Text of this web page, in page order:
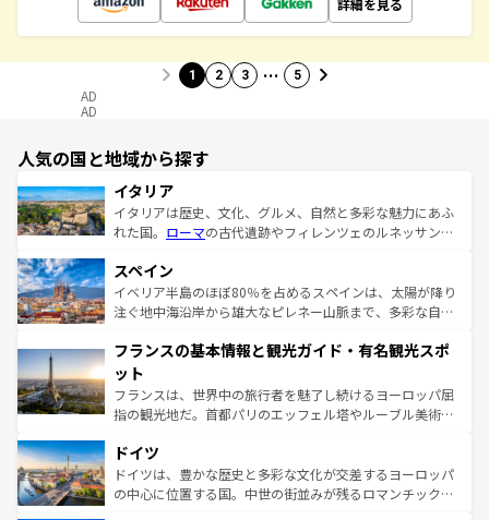
1 2 3 … 5
AD
AD
人気の国と地域から探す
イタリア
イタリアは歴史、文化、グルメ、自然と多彩な魅力にあふ
れた国。 ローマの古代遺跡やフィレンツェのルネッサンス
ろん、トスカーナの美しい田園風景やアマルフィ海岸の絶
景など、自然景観も見逃せない。観光の合間には、本場の
ピザやパスタなど、絶品のイタリア料理を堪能することも
ませてくれるイタリアで、忘れられない旅をしてみよう！
なお、新着のイタリア情報は
しい。
スペイン
イベリア半島のほぼ80％を占めるスペインは、太陽が降り
注ぐ地中海沿岸から雄大なピレネー山脈まで、多彩な自然
文化が根付くこの国では、情熱的なフラメンコ、熱気あふ
れる闘牛、そして美味しいタパスが生活の一部となってい
る。首都マドリードの洗練された雰囲気や、バルセロナの
アートに溢れた街角から、地方では古代ローマ遺跡や中世
せる。地方によって風土や気候が異なるスペインはその個
性で訪れる人を魅了する。 なお、新着のスペイン情報は コ
ンテンツ一覧を参照してほしい。
フランスの基本情報と観光ガイド・有名観光スポ
ット
フランスは、世界中の旅行者を魅了し続けるヨーロッパ屈
指の観光地だ。首都パリのエッフェル塔やルーブル美術館
で、幅広い魅力が詰まっている。華麗な宮殿、歴史的な大
聖堂、美しいビーチ、そして豊かな自然が、訪れる者を心
から魅了する。また、フランスは美食の国としても知ら
ドイツ
ドイツは、豊かな歴史と多彩な文化が交差するヨーロッパ
の中心に位置する国。中世の街並みが残るロマンチック街